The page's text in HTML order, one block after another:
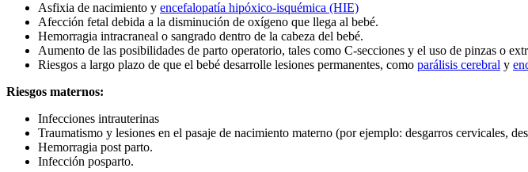
Asfixia de nacimiento y encefalopatía hipóxico-isquémica (HIE)
Afección fetal debida a la disminución de oxígeno que llega al bebé.
Hemorragia intracraneal o sangrado dentro de la cabeza del bebé.
Aumento de las posibilidades de parto operatorio, tales como C-secciones y el uso de pinzas o
Riesgos a largo plazo de que el bebé desarrolle lesiones permanentes, como parálisis cerebral y
Riesgos maternos:
Infecciones intrauterinas
Traumatismo y lesiones en el pasaje de nacimiento materno (por ejemplo: desgarros cervicales,
Hemorragia post parto.
Infección posparto.